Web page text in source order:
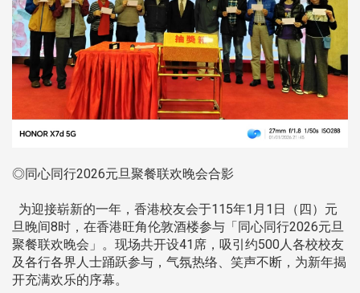
◎同心同行2026元旦聚餐联欢晚会合影
为迎接崭新的一年，香港校友会于115年1月1日（四）元
旦晚间8时，在香港旺角伦敦酒楼参与「同心同行2026元旦
聚餐联欢晚会」。现场共开设41席，吸引约500人各校校友
及各行各界人士踊跃参与，气氛热络、笑声不断，为新年揭
开充满欢乐的序幕。